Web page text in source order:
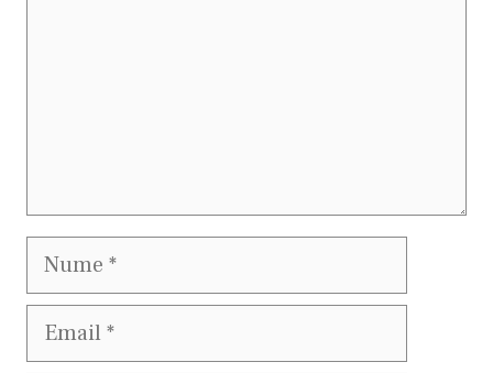
Nume
Email